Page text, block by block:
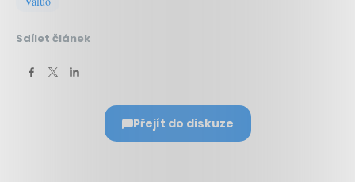
Sdílet článek
Přejít do diskuze